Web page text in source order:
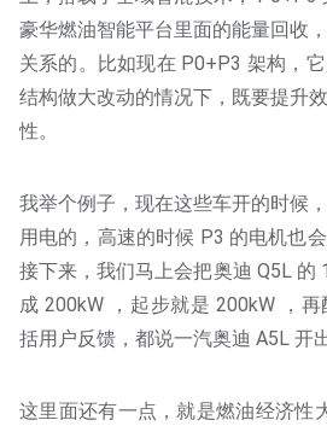
豪华燃油智能平台里面的能量回收
关系的。比如现在 P0+P3 架构，
结构做大改动的情况下，既要提升
性。
我举个例子，现在这些车开的时候
用电的，高速的时候 P3 的电机也
接下来，我们马上会把奥迪 Q5L 的
成 200kW ，起步就是 200kW ，
括用户反馈，都说一汽奥迪 A5L 开
这里面还有一点，就是燃油经济性